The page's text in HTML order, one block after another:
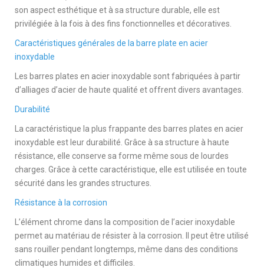
son aspect esthétique et à sa structure durable, elle est
privilégiée à la fois à des fins fonctionnelles et décoratives.
Caractéristiques générales de la barre plate en acier
inoxydable
Les barres plates en acier inoxydable sont fabriquées à partir
d’alliages d’acier de haute qualité et offrent divers avantages.
Durabilité
La caractéristique la plus frappante des barres plates en acier
inoxydable est leur durabilité. Grâce à sa structure à haute
résistance, elle conserve sa forme même sous de lourdes
charges. Grâce à cette caractéristique, elle est utilisée en toute
sécurité dans les grandes structures.
Résistance à la corrosion
L’élément chrome dans la composition de l’acier inoxydable
permet au matériau de résister à la corrosion. Il peut être utilisé
sans rouiller pendant longtemps, même dans des conditions
climatiques humides et difficiles.